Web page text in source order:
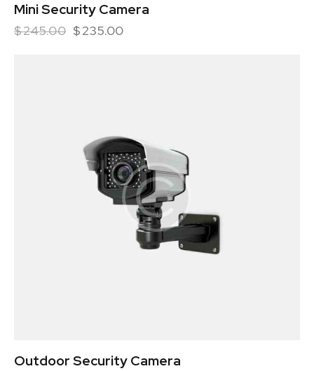
Mini Security Camera
$245.00 $235.00
Outdoor Security Camera